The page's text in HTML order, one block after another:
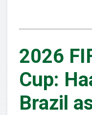
2026
Cup:
Brazil